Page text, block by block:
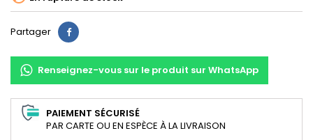
Partager Partager
Renseignez-vous sur le produit sur WhatsApp
PAIEMENT SÉCURISÉ
PAR CARTE OU EN ESPÈCE À LA LIVRAISON